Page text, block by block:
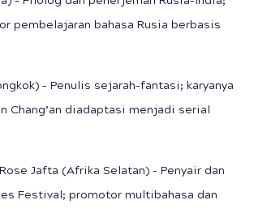
pembelajaran bahasa Rusia berbasis
– Penulis sejarah-fantasi; karyanya
Chang’an diadaptasi menjadi serial
Jafta (Afrika Selatan) – Penyair dan
Festival; promotor multibahasa dan